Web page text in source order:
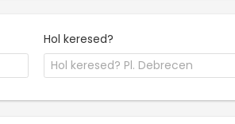
Hol keresed?